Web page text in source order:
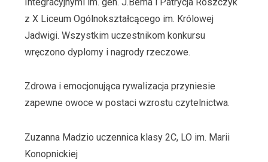
z X Liceum Ogólnokształcącego im. Królowej
Jadwigi. Wszystkim uczestnikom konkursu
wręczono dyplomy i nagrody rzeczowe.
Zdrowa i emocjonująca rywalizacja przyniesie
zapewne owoce w postaci wzrostu czytelnictwa.
Zuzanna Madzio uczennica klasy 2C, LO im. Marii
Konopnickiej